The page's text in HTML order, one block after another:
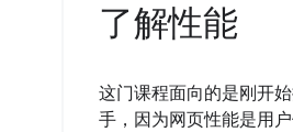
了解性能
这门课程面向的是刚开
手，因为网页性能是用